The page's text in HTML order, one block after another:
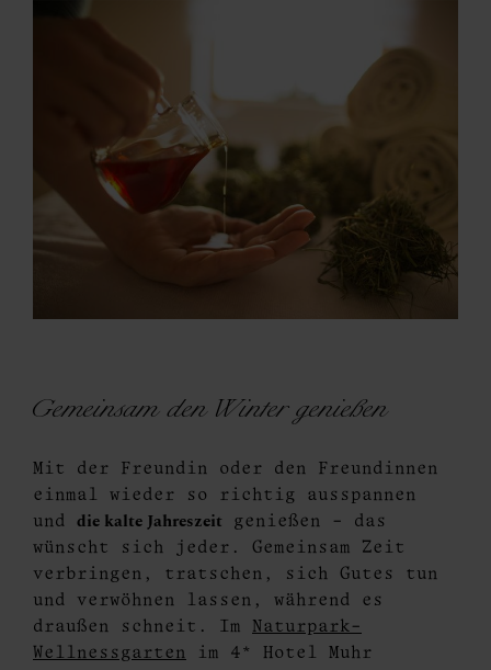
Gemeinsam den Winter genießen
Mit der Freundin oder den Freundinnen
einmal wieder so richtig ausspannen
und die kalte Jahreszeit genießen - das
wünscht sich jeder. Gemeinsam Zeit
verbringen, tratschen, sich Gutes tun
und verwöhnen lassen, während es
draußen schneit. Im
Naturpark-
Wellnessgarten
im 4* Hotel Muhr